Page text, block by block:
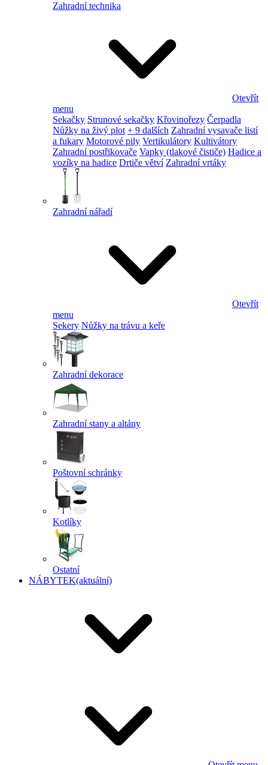
Zahradní technika
Otevřít
menu
Sekačky Strunové sekačky Křovinořezy Čerpadla
Nůžky na živý plot + 9 dalších Zahradní vysavače listí
a fukary Motorové pily Vertikulátory Kultivátory
Zahradní postřikovače Vapky (tlakové čističe) Hadice a
vozíky na hadice Drtiče větví Zahradní vrtáky
Zahradní nářadí
Otevřít
menu
Sekery Nůžky na trávu a keře
Zahradní dekorace
Zahradní stany a altány
Poštovní schránky
Kotlíky
Ostatní
NÁBYTEK(aktuální)